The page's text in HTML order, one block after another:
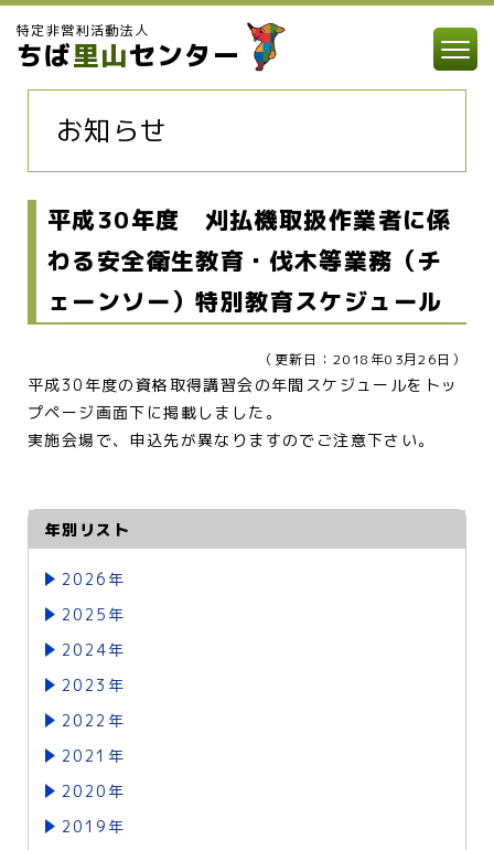
特定非営利活動法人
ちば里山センター
お知らせ
平成30年度 刈払機取扱作業者に係
わる安全衛生教育・伐木等業務（チ
ェーンソー）特別教育スケジュール
（更新日：2018年03月26日）
平成30年度の資格取得講習会の年間スケジュールをトッ
プページ画面下に掲載しました。
実施会場で、申込先が異なりますのでご注意下さい。
年別リスト
2026年
2025年
2024年
2023年
2022年
2021年
2020年
2019年